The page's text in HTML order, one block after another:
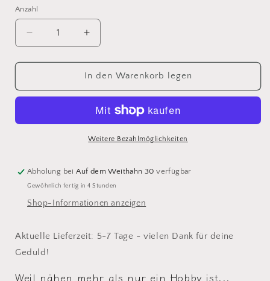
Anzahl
Verringere
die
Menge
Statement
&quot;Garnrolle&quot;
gold
verfügbar
Erhöhe
die
Menge
für
Statement
&quot;Garnrolle&quot;
gold
-
verfügbar
In den Warenkorb legen
Weitere Bezahlmöglichkeiten
Abholung beiAuf dem Weithahn 30 verfügbar
Gewöhnlich fertig in 4 Stunden
Shop-Informationen anzeigen
Aktuelle Lieferzeit: 5-7 Tage - vielen Dank für deine
Geduld!
Weil nähen mehr als nur ein Hobby ist...